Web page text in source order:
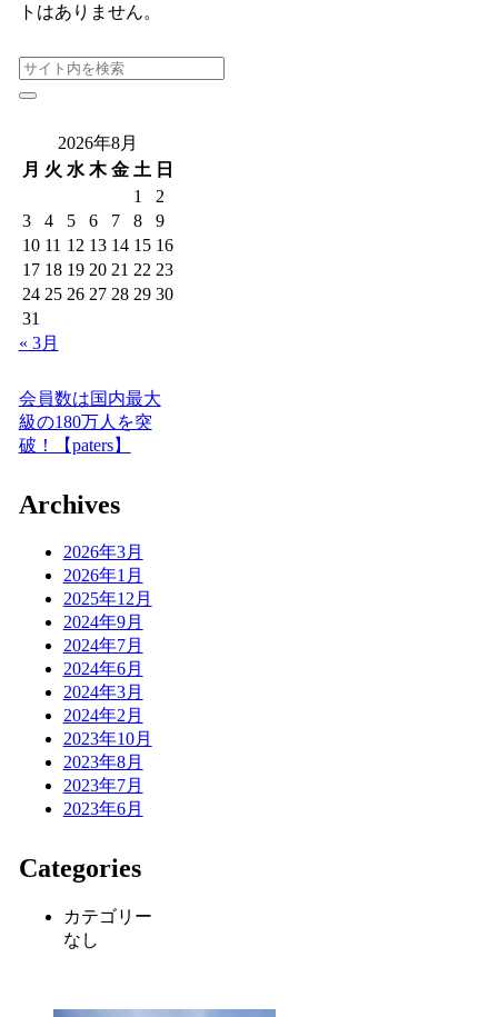
トはありません。
2026年8月
月 火 水 木 金 土 日
1
2
3
4 5 6 7 8
9
10 11 12 13 14 15 16
17 18 19 20 21 22 23
24 25 26 27 28 29 30
31
« 3月
会員数は国内最大
級の180万人を突
破！【paters】
Archives
2026年3月
2026年1月
2025年12月
2024年9月
2024年7月
2024年6月
2024年3月
2024年2月
2023年10月
2023年8月
2023年7月
2023年6月
Categories
カテゴリー
なし